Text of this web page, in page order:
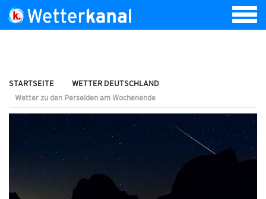
STARTSEITE
WETTER DEUTSCHLAND
Wetter zu den Perseiden am Wochenende